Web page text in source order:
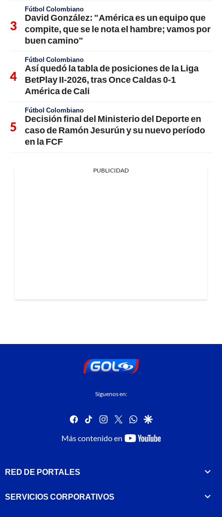
Fútbol Colombiano
David González: "América es un equipo que
compite, que se le nota el hambre; vamos por
buen camino"
Fútbol Colombiano
Así quedó la tabla de posiciones de la Liga
BetPlay II-2026, tras Once Caldas 0-1
América de Cali
Fútbol Colombiano
Decisión final del Ministerio del Deporte en
caso de Ramón Jesurún y su nuevo período
en la FCF
PUBLICIDAD
Síguenos en:
facebook
tiktok instagram
twitterwhatsapp
google
Más contenido en
youtube-
RED DE PORTALES
SERVICIOS CORPORATIVOS